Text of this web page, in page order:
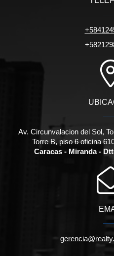
Av. Circunvalacion del Sol,
Torre B, piso 6 oficina
Caracas - Miranda -